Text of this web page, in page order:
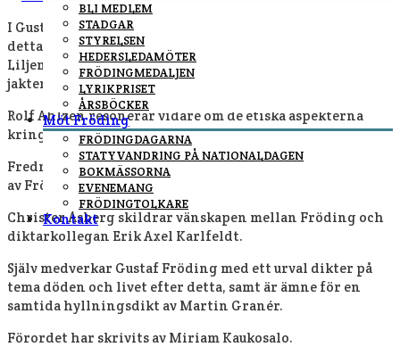
BLI MEDLEM
STADGAR
STYRELSEN
HEDERSLEDAMÖTER
FRÖDINGMEDALJEN
LYRIKPRISET
ÅRSBÖCKER
Möt Fröding
FRÖDINGDAGARNA
STATYVANDRING PÅ NATIONALDAGEN
BOKMÄSSORNA
EVENEMANG
FRÖDINGTOLKARE
Kontakt
I Gustaf Fröding-sällskapets årsbok LVI, ”Ett liv efter
detta” (2024, red: Höglund & Liljemark), berättar David
Liljemark om den omtumlande och häpnadsväckande
jakten på Gustaf Frödings hjärna.
Rolf Ahlzén resonerar vidare om de etiska aspekterna
kring hanteringen av den.
Fredrik Höglund går igenom hur den offentliga bilden
av Fröding förändrades under skaldens livstid.
Christer Åsberg skildrar vänskapen mellan Fröding och
diktarkollegan Erik Axel Karlfeldt.
Själv medverkar Gustaf Fröding med ett urval dikter på
tema döden och livet efter detta, samt är ämne för en
samtida hyllningsdikt av Martin Granér.
Förordet har skrivits av Miriam Kaukosalo.